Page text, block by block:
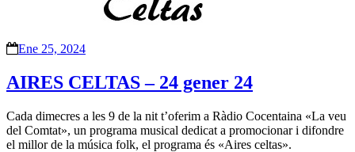
Ene 25, 2024
AIRES CELTAS – 24 gener 24
Cada dimecres a les 9 de la nit t’oferim a Ràdio Cocentaina «La veu
del Comtat», un programa musical dedicat a promocionar i difondre
el millor de la música folk, el programa és «Aires celtas».